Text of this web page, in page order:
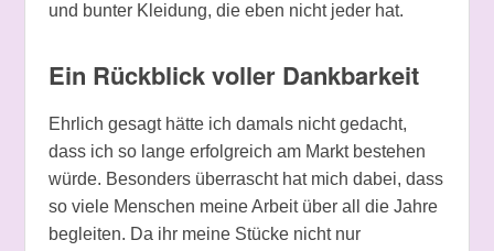
und bunter Kleidung, die eben nicht jeder hat.
Ein Rückblick voller Dankbarkeit
Ehrlich gesagt hätte ich damals nicht gedacht,
dass ich so lange erfolgreich am Markt bestehen
würde. Besonders überrascht hat mich dabei, dass
so viele Menschen meine Arbeit über all die Jahre
begleiten. Da ihr meine Stücke nicht nur